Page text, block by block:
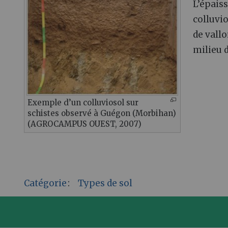
Exemple d’un colluviosol sur
schistes observé à Guégon (Morbihan)
(AGROCAMPUS OUEST, 2007)
de
milieu
Catégorie: Types de sol